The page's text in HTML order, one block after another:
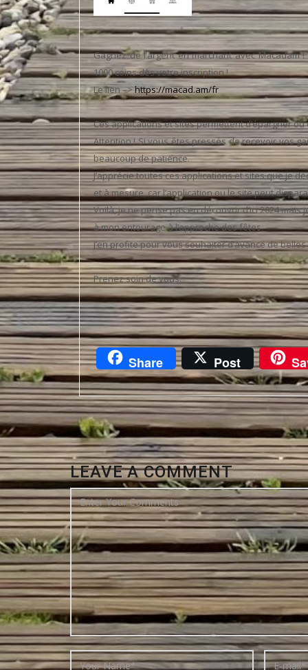
Gagnez de l’argent en marchant avec Macadam
1000 coins dès votre inscription !
Le lien –>https://macad.am/fr
Ces applications et sites permettent d’épargner
Attention ! Si vous êtes pressés de recevoir vos
beaucoup de patience.
J’apprécie toutes ces applications et sites que je
et à mesure, car l’application ou le site peut
Voilà, je ne pense pas en découvrir d’ici 2024
à mon entourage à l’approche des fêtes.
J’en profite pour vous souhaiter d’avance de
Prenez soin de vous.
Share Post
LEAVE A COMMENT